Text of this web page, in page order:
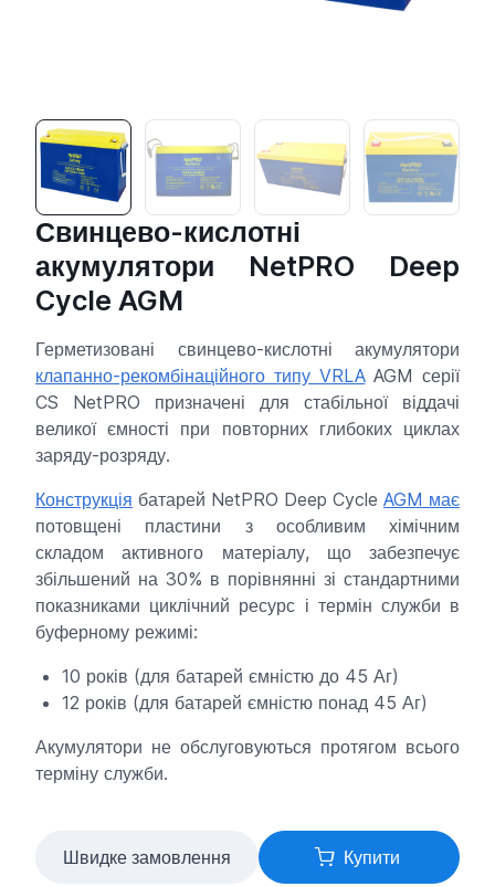
Свинцево-кислотні
акумулятори NetPRO Deep
Cycle AGM
Герметизовані свинцево-кислотні акумулятори
клапанно-рекомбінаційного типу VRLAAGM серії
CS NetPRO призначені для стабільної віддачі
великої ємності при повторних глибоких циклах
заряду-розряду.
Конструкція батарей NetPRO Deep Cycle AGM має
потовщені пластини з особливим хімічним
складом активного матеріалу, що забезпечує
збільшений на 30% в порівнянні зі стандартними
показниками циклічний ресурс і термін служби в
буферному режимі:
10 років (для батарей ємністю до 45 Аг)
12 років (для батарей ємністю понад 45 Аг)
Акумулятори не обслуговуються протягом всього
терміну служби.
Швидке замовлення Купити